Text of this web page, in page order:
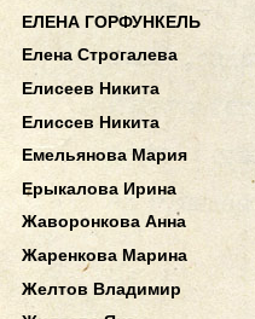
ЕЛЕНА ГОРФУНКЕЛЬ
Елена Строгалева
Елисеев Никита
Елиссев Никита
Емельянова Мария
Ерыкалова Ирина
Жаворонкова Анна
Жаренкова Марина
Желтов Владимир